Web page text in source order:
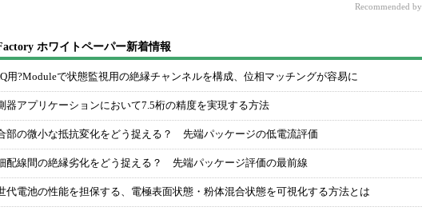
Recommended by
ホワイトペーパー新着情報
用?Moduleで状態監視用の絶縁チャンネルを構成、位相マッチングが容易に
器アプリケーションにおいて7.5桁の精度を実現する方法
部の微小な抵抗変化をどう捉える？ 先端パッケージの低電流評価
配線間の絶縁劣化をどう捉える？ 先端パッケージ評価の最前線
代電池の性能を担保する、電極表面状態・粉体混合状態を可視化する方法とは